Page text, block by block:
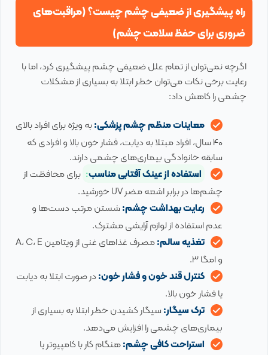
راه پیشگیری از ضعیفی چشم چیست؟ (مراقبت‌های
ضروری برای حفظ سلامت چشم)
اگرچه نمی‌توان از تمام علل ضعیفی چشم پیشگیری کرد، اما با
رعایت برخی نکات می‌توان خطر ابتلا به بسیاری از مشکلات
چشمی را کاهش داد:
معاینات منظم چشم پزشکی:به ویژه برای افراد بالای
40 سال، افراد مبتلا به دیابت، فشار خون بالا و افرادی که
سابقه خانوادگی بیماری‌های چشمی دارند.
استفاده از عینک آفتابی مناسب: برای محافظت از
چشم‌ها در برابر اشعه مضر UV خورشید.
رعایت بهداشت چشم:شستن مرتب دست‌ها و
عدم استفاده از لوازم آرایشی مشترک.
تغذیه سالم:
مصرف غذاهای غنی از ویتامین A، C، E
و امگا 3.
کنترل قند خون و فشار خون:در صورت ابتلا به دیابت
یا فشار خون بالا.
ترک سیگار:سیگار کشیدن خطر ابتلا به بسیاری از
بیماری‌های چشمی را افزایش می‌دهد.
استراحت کافی چشم:هنگام کار با کامپیوتر یا